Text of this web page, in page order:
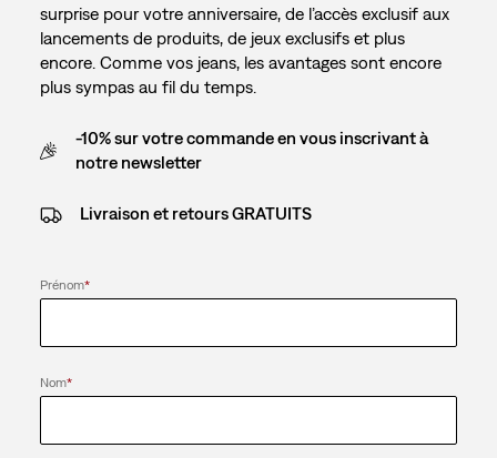
surprise pour votre anniversaire, de l’accès exclusif aux
lancements de produits, de jeux exclusifs et plus
encore. Comme vos jeans, les avantages sont encore
plus sympas au fil du temps.
-10% sur votre commande en vous inscrivant à
notre newsletter
Livraison et retours GRATUITS
Prénom*
Nom*